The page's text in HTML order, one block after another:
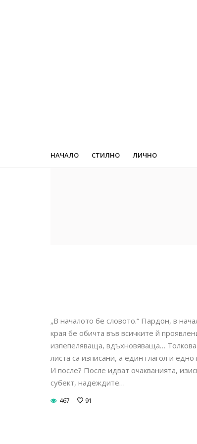
НАЧАЛО СТИЛНО ЛИЧНО
„В началото бе словото.“ Пардон, в
края бе обичта във всичките й
изпепеляваща, вдъхновяваща… Толкова
листа са изписани, а един глагол и
И после? После идват очакванията,
субект, надеждите…
467 91